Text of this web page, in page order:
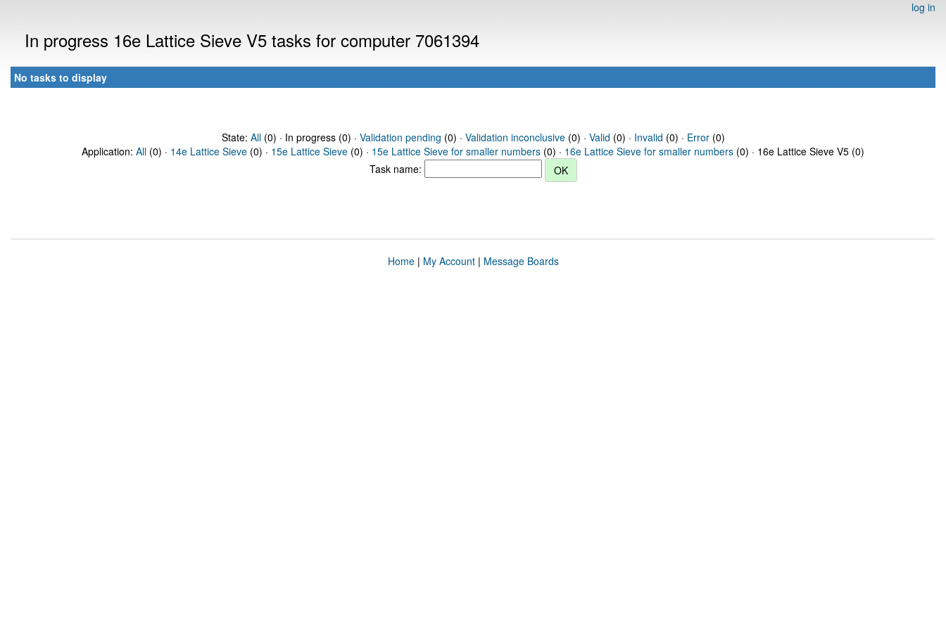
log in
In progress 16e Lattice Sieve V5 tasks for computer 7061394
No tasks to display
State: All(0) · In progress (0) · Validation pending (0) · Validation inconclusive(0) · Valid (0) · Invalid (0) · Error(0)
Application: All (0) · 14e Lattice Sieve (0) · 15e Lattice Sieve (0) · 15e Lattice Sieve for smaller numbers (0) · 16e Lattice Sieve for smaller numbers (0) · 16e Lattice Sieve V5 (0)
Task name:
Home| My Account| Message Boards